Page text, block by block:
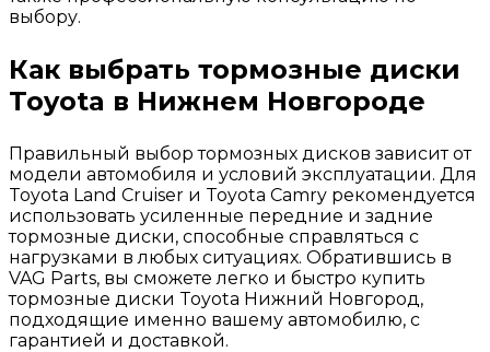
выбору.
Как выбрать тормозные диски
Toyota в Нижнем Новгороде
Правильный выбор тормозных дисков зависит от
модели автомобиля и условий эксплуатации. Для
Toyota Land Cruiser и Toyota Camry рекомендуется
использовать усиленные передние и задние
тормозные диски, способные справляться с
нагрузками в любых ситуациях. Обратившись в
VAG Parts, вы сможете легко и быстро купить
тормозные диски Toyota Нижний Новгород,
подходящие именно вашему автомобилю, с
гарантией и доставкой.